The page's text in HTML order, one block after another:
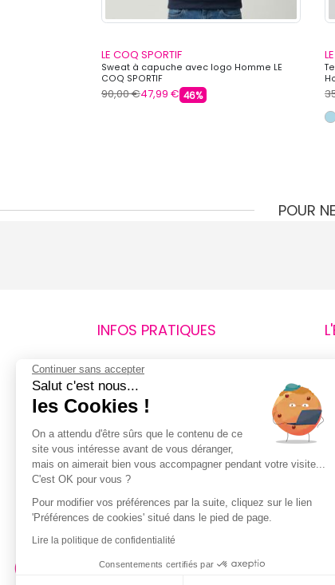
LE COQ SPORTIF
Sweat à capuche avec logo Homme LE
COQ SPORTIF
90,00 €47,99 € 46%
POUR
INFOS PRATIQUES
Retours et remboursements
Suivi de commande
Livraisons
Guide des tailles
Politique de confidentialité
Conditions générales d’utilisation
de la Carte de Fidélité
Continuer sans accepter
Salut c'est nous...
les Cookies !
On a attendu d'être sûrs que le contenu de ce
site vous intéresse avant de vous déranger,
mais on aimerait bien vous accompagner pendant votre visite...
C'est OK pour vous ?
Pour modifier vos préférences par la suite, cliquez sur le lien
'Préférences de cookies' situé dans le pied de page.
Lire la politique de confidentialité
Consentements certifiés par